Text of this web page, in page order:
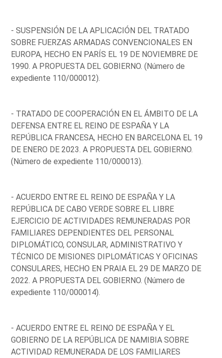
- SUSPENSIÓN DE LA APLICACIÓN DEL TRATADO
SOBRE FUERZAS ARMADAS CONVENCIONALES EN
EUROPA, HECHO EN PARÍS EL 19 DE NOVIEMBRE DE
1990. A PROPUESTA DEL GOBIERNO. (Número de
expediente 110/000012).
- TRATADO DE COOPERACIÓN EN EL ÁMBITO DE LA
DEFENSA ENTRE EL REINO DE ESPAÑA Y LA
REPÚBLICA FRANCESA, HECHO EN BARCELONA EL 19
DE ENERO DE 2023. A PROPUESTA DEL GOBIERNO.
(Número de expediente 110/000013).
- ACUERDO ENTRE EL REINO DE ESPAÑA Y LA
REPÚBLICA DE CABO VERDE SOBRE EL LIBRE
EJERCICIO DE ACTIVIDADES REMUNERADAS POR
FAMILIARES DEPENDIENTES DEL PERSONAL
DIPLOMÁTICO, CONSULAR, ADMINISTRATIVO Y
TÉCNICO DE MISIONES DIPLOMÁTICAS Y OFICINAS
CONSULARES, HECHO EN PRAIA EL 29 DE MARZO DE
2022. A PROPUESTA DEL GOBIERNO. (Número de
expediente 110/000014).
- ACUERDO ENTRE EL REINO DE ESPAÑA Y EL
GOBIERNO DE LA REPÚBLICA DE NAMIBIA SOBRE
ACTIVIDAD REMUNERADA DE LOS FAMILIARES